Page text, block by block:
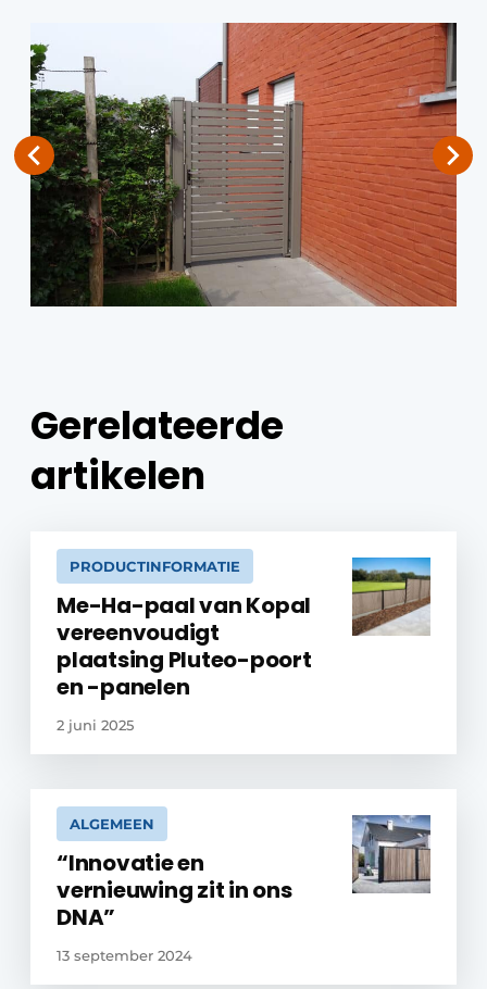
Gerelateerde
artikelen
PRODUCTINFORMATIE
Me-Ha-paal van Kopal
vereenvoudigt
plaatsing Pluteo-poort
en -panelen
2 juni 2025
ALGEMEEN
“Innovatie en
vernieuwing zit in ons
DNA”
13 september 2024